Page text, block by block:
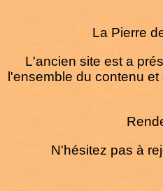
La Pierre
L'ancien site est a
l'ensemble du contenu
N'hésitez pas à